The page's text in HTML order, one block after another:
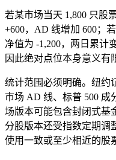
若某市场当天 1,800 只股
+600，AD 线增加 600；
净值为 -1,200，两日累计
因此绝对点位本身意义有
统计范围必须明确。纽约
市场 AD 线、标普 500 成
场版本可能包含封闭式基
分股版本还受指数定期调
使用一致或至少相近的股